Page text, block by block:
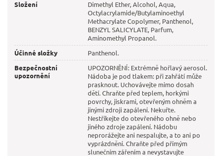
Složení
Dimethyl Ether, Alcohol, Aqua,
Octylacrylamide/Butylaminoethyl
Methacrylate Copolymer, Panthenol,
BENZYL SALICYLATE, Parfum,
Aminomethyl Propanol.
Účinné složky
Panthenol.
Bezpečnostní
upozornění
UPOZORNĚNÍ: Extrémně hořlavý aerosol.
Nádoba je pod tlakem: při zahřátí může
prasknout. Uchovávejte mimo dosah
dětí. Chraňte před teplem, horkými
povrchy, jiskrami, otevřeným ohněm a
jinými zdroji zapálení. Nekuřte.
Nestříkejte do otevřeného ohně nebo
jiného zdroje zapálení. Nádobu
neprorážejte ani nespalujte, a to ani po
vyprázdnění. Chraňte před přímým
slunečním zářením a nevystavujte